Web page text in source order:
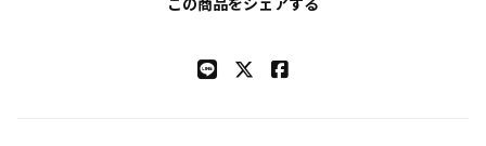
この商品をシェアする